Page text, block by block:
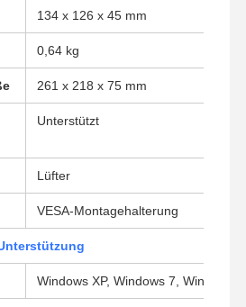
134 x 126 x 45 mm
0,64 kg
261 x 218 x 75 mm
Unterstützt
Lüfter
VESA-Montagehalterung
Windows XP, Windows 7, Windows